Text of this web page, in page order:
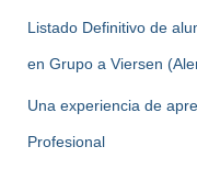
Listado Definitivo de
en Grupo a Viersen
Una experiencia de
Profesional